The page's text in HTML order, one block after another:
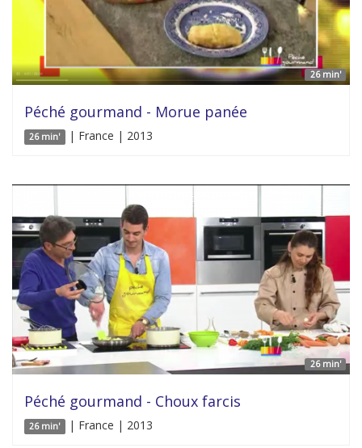
26 min'
Péché gourmand - Morue panée
26 min' | France | 2013
26 min'
Péché gourmand - Choux farcis
26 min' | France | 2013